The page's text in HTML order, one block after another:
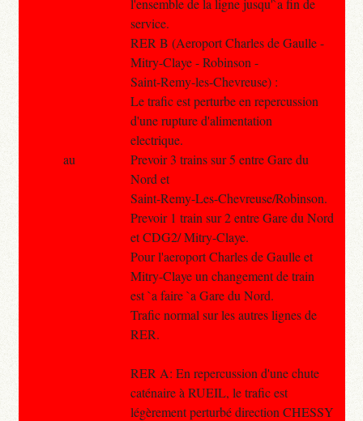
l'ensemble de la ligne jusqu'`a fin de
service.
RER B (Aeroport Charles de Gaulle -
Mitry-Claye - Robinson -
Saint-Remy-les-Chevreuse) :
Le trafic est perturbe en repercussion
d'une rupture d'alimentation
electrique.
Prevoir 3 trains sur 5 entre Gare du
Nord et
Saint-Remy-Les-Chevreuse/Robinson.
Prevoir 1 train sur 2 entre Gare du Nord
et CDG2/ Mitry-Claye.
Pour l'aeroport Charles de Gaulle et
Mitry-Claye un changement de train
est `a faire `a Gare du Nord.
Trafic normal sur les autres lignes de
RER.
RER A: En repercussion d'une chute
caténaire à RUEIL, le trafic est
légèrement perturbé direction CHESSY
au